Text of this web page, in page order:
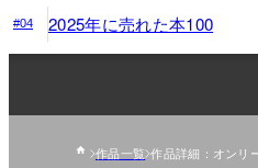
#04 2025年に売れた本100
作品一覧 作品詳細：オンリ